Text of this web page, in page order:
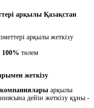
арқылы Қазақстан
арқылы жеткізу
100% төлем
жеткізу
компаниялары арқылы
дейін жеткізу құны -